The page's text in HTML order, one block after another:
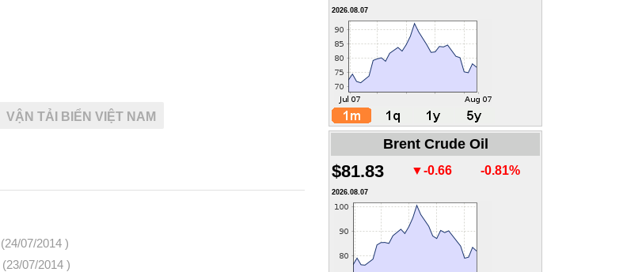
VẬN TẢI BIỂN VIỆT NAM
(24/07/2014 )
(23/07/2014 )
2026.08.07
Brent Crude Oil
$81.83 ▼-0.66 -0.81%
2026.08.07